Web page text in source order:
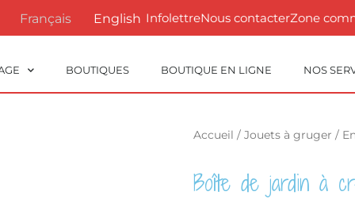
Français English InfolettreNous contacterZone
BOUTIQUES BOUTIQUE EN LIGNE NOS
Accueil / Jouets à gruger /
Boîte de jardin à